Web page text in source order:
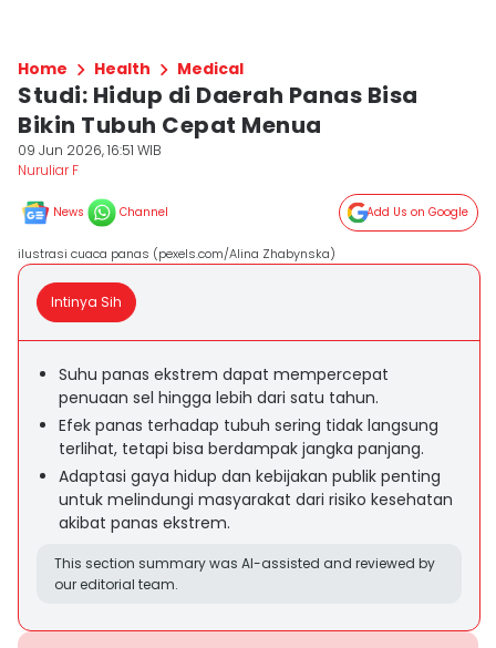
Home Health Medical
Studi: Hidup di Daerah Panas Bisa
Bikin Tubuh Cepat Menua
09 Jun 2026, 16:51 WIB
Nuruliar F
News Channel Add Us on Google
ilustrasi cuaca panas (pexels.com/Alina Zhabynska)
Intinya Sih
Suhu panas ekstrem dapat mempercepat
penuaan sel hingga lebih dari satu tahun.
Efek panas terhadap tubuh sering tidak langsung
terlihat, tetapi bisa berdampak jangka panjang.
Adaptasi gaya hidup dan kebijakan publik penting
untuk melindungi masyarakat dari risiko kesehatan
akibat panas ekstrem.
This section summary was AI-assisted and reviewed by
our editorial team.